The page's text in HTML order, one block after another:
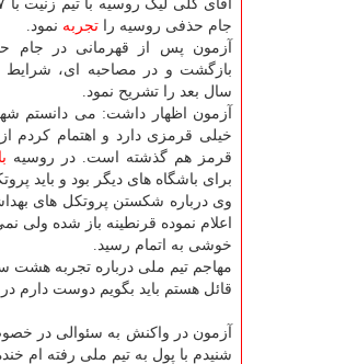
جام حذفی روسیه را تجربه نمود.
آزمون پس از قهرمانی در جام
بازگشت و در مصاحبه ای،
سال بعد را تشریح نمود.
آزمون اظهار داشت: می دانستم
خیلی قرمزی دارد و اهتمام کردم
قرمز هم گذشته است. در روسیه
برای باشگاه های دیگر بود و باید
وی درباره شکستن پروتکل های
اعلام نموده قرنطینه باز شده
خوشی به اتمام رسید.
مهاجم تیم ملی درباره تجربه هشت
قائل هستم باید بگویم دوست دارم
آزمون در واکنش به سئوالی در
شنیدم با پول به تیم ملی رفته ام